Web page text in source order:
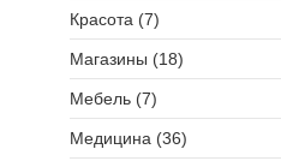
Красота (7)
Магазины (18)
Мебель (7)
Медицина (36)